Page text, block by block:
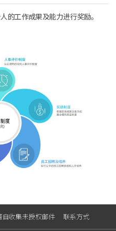
的工作成果及能力进行奖励。
自收集未授权邮件 联系方式